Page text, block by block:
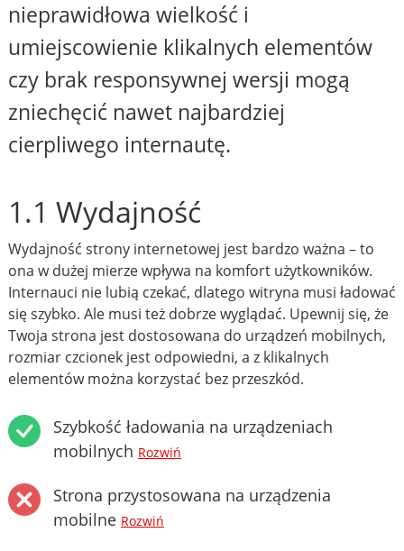
nieprawidłowa wielkość i
umiejscowienie klikalnych elementów
czy brak responsywnej wersji mogą
zniechęcić nawet najbardziej
cierpliwego internautę.
1.1 Wydajność
Wydajność strony internetowej jest bardzo ważna – to
ona w dużej mierze wpływa na komfort użytkowników.
Internauci nie lubią czekać, dlatego witryna musi ładować
się szybko. Ale musi też dobrze wyglądać. Upewnij się, że
Twoja strona jest dostosowana do urządzeń mobilnych,
rozmiar czcionek jest odpowiedni, a z klikalnych
elementów można korzystać bez przeszkód.
Szybkość ładowania na urządzeniach
mobilnych Rozwiń
Strona przystosowana na urządzenia
mobilne Rozwiń